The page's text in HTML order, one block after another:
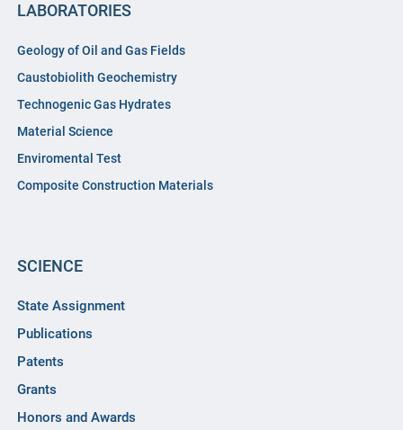
LABORATORIES
Geology of Oil and Gas Fields
Caustobiolith Geochemistry
Technogenic Gas Hydrates
Material Science
Enviromental Test
Composite Construction Materials
SCIENCE
State Assignment
Publications
Patents
Grants
Honors and Awards